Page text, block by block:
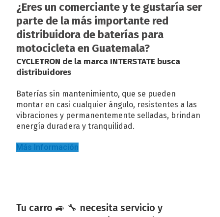
¿Eres un comerciante y te gustaría ser
parte de la más importante red
distribuidora de baterías para
motocicleta en Guatemala?
CYCLETRON de la marca INTERSTATE busca
distribuidores
Baterías sin mantenimiento, que se pueden
montar en casi cualquier ángulo, resistentes a las
vibraciones y permanentemente selladas, brindan
energía duradera y tranquilidad.
Más Información
Tu carro 🚙 🔧 necesita servicio y